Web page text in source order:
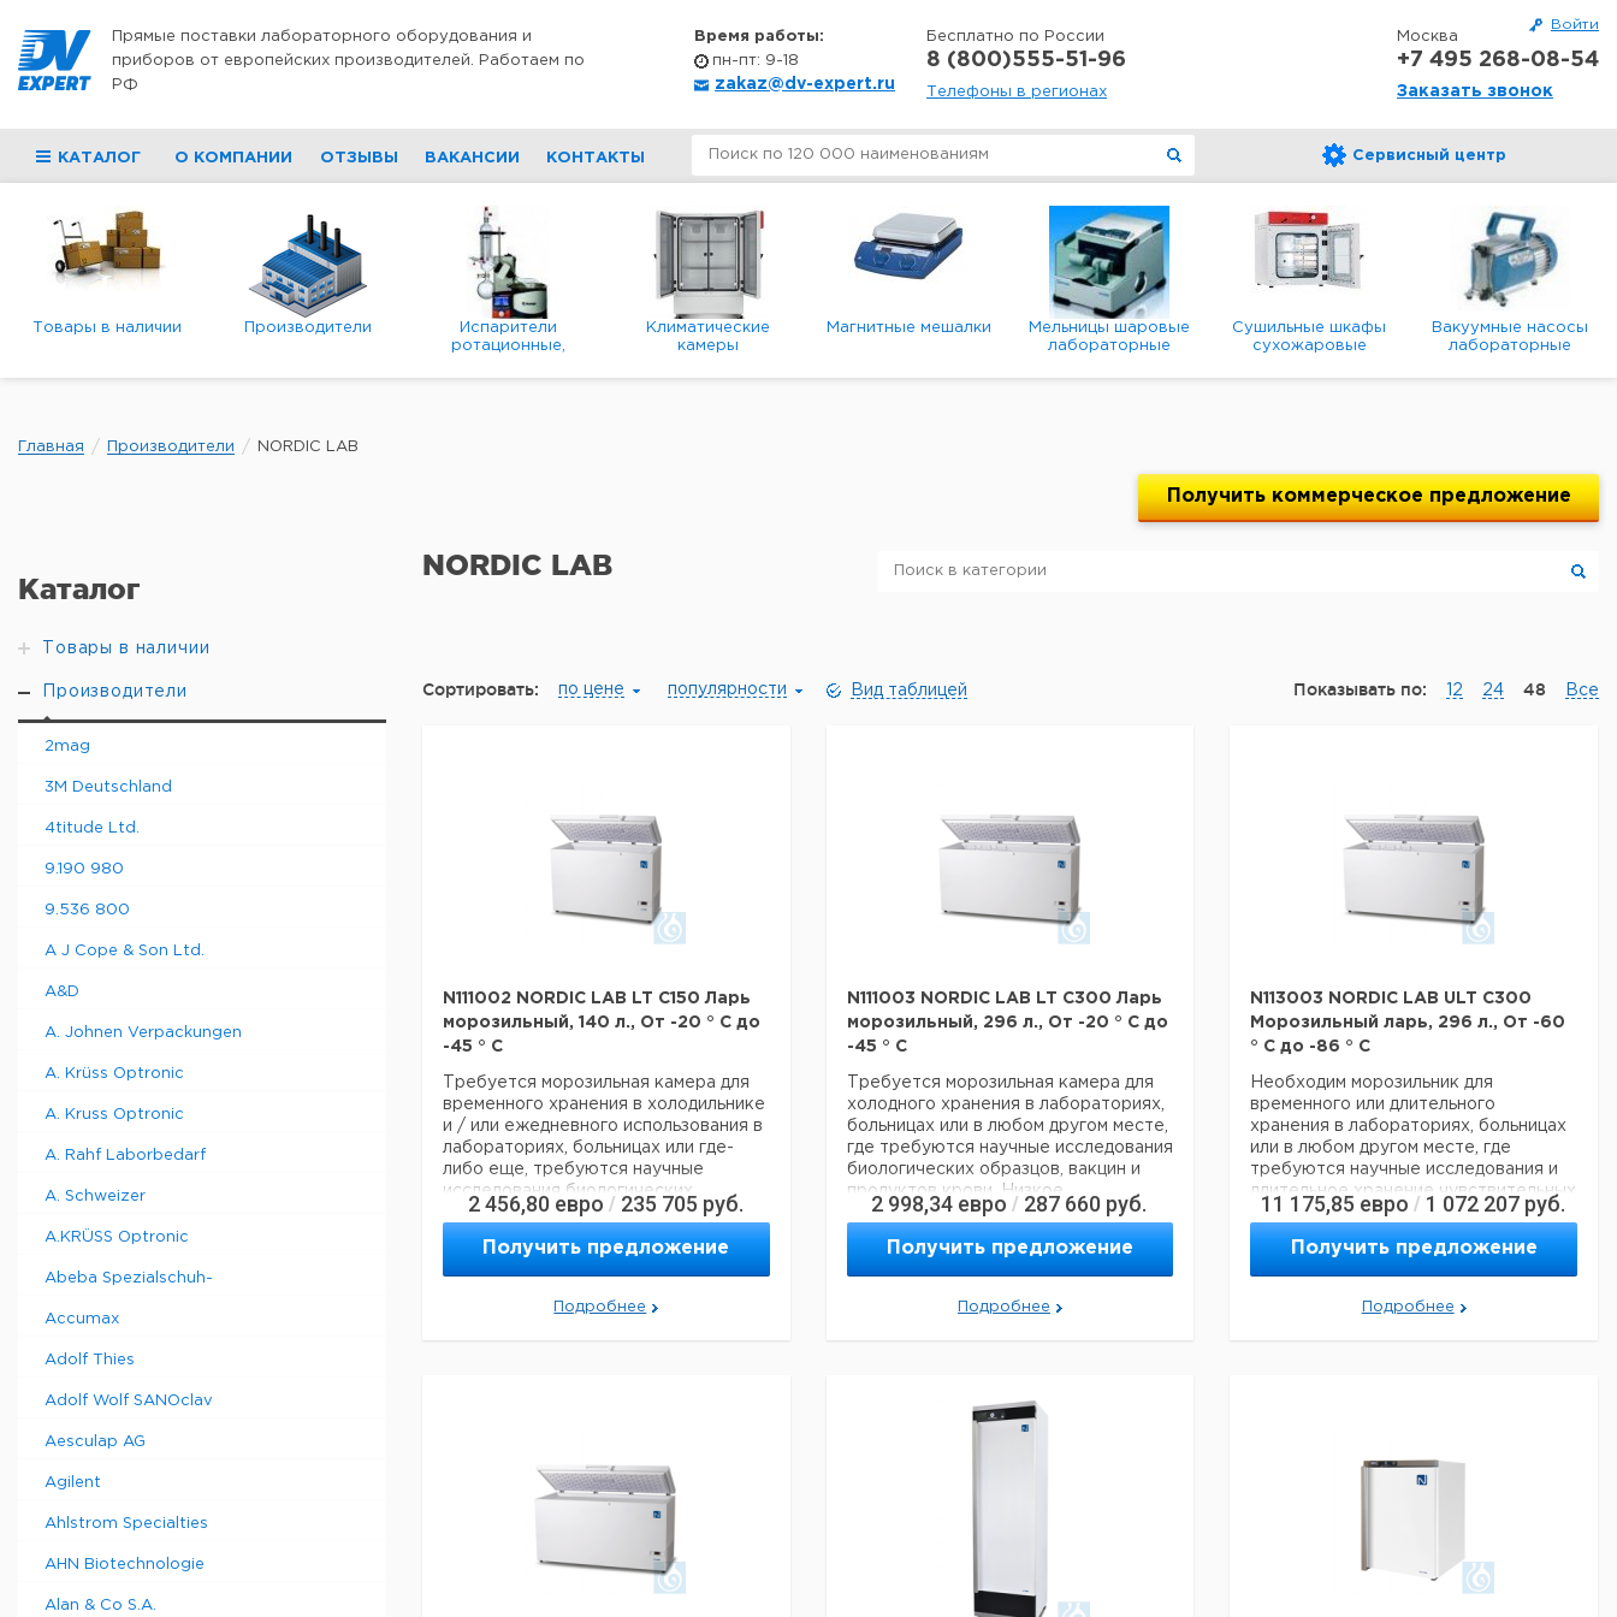
Войти
Прямые поставки лабораторного оборудования и
приборов от европейских производителей. Работаем по
РФ
Время работы:
пн-пт: 9-18
zakaz@dv-expert.ru
Бесплатно по России
8 (800)555-51-96
Телефоны в регионах
Москва
+7 495 268-08-54
Заказать звонок
КАТАЛОГ О КОМПАНИИ ОТЗЫВЫ ВАКАНСИИ КОНТАКТЫ Сервисный центр
Товары в наличии Производители
Испарители
ротационные,
вакуумные
Климатические
камеры
Магнитные мешалки
Мельницы шаровые
лабораторные
Сушильные шкафы
сухожаровые
Вакуумные насосы
лабораторные
мембранные
Главная Производители NORDIC LAB
Получить коммерческое предложение
Каталог
Товары в наличии
Производители
2mag
3M Deutschland
4titude Ltd.
9.190 980
9.536 800
A J Cope & Son Ltd.
A&D
A. Johnen Verpackungen
A. Krüss Optronic
A. Kruss Optronic
A. Rahf Laborbedarf
A. Schweizer
A.KRÜSS Optronic
Abeba Spezialschuh-
Accumax
Adolf Thies
Adolf Wolf SANOclav
Aesculap AG
Agilent
Ahlstrom Specialties
AHN Biotechnologie
Alan & Co S.A.
NORDIC LAB
Сортировать: по цене популярности Вид таблицей Показывать по: 12 24 48 Все
N111002 NORDIC LAB LT C150 Ларь
морозильный, 140 л., От -20 ° C до
-45 ° C
Требуется морозильная камера для
временного хранения в холодильнике
и / или ежедневного использования в
лабораториях, больницах или где-
либо еще, требуются научные
исследования биологических
образцов, вакцин и продуктов крови
Низкое энергопотребление,
высочайшая стабильность,
надежность и долговечность.
Простая установка - морозильная
размер и может проходить через все
пылесосом компрессорного отсека.
Обслуживание и ремонт -
регулярного обслуживания не
может быть выполнен на месте
любым обученным инженером по
2 456,80евро / 235 705 руб.
Получить предложение
Подробнее
N111003 NORDIC LAB LT C300 Ларь
морозильный, 296 л., От -20 ° C до
-45 ° C
Требуется морозильная камера для
холодного хранения в лабораториях,
больницах или в любом другом месте,
где требуются научные исследования
биологических образцов, вакцин и
продуктов крови. Низкое
энергопотребление, высочайшая
стабильность, надежность и
долговечность. Простая установка -
морозильная камера имеет
небольшой внешний размер и может
двери, что делает ее очень простой в
размораживания и очистки
пылесосом компрессорного отсека.
2 998,34 евро / 287 660 руб.
Получить предложение
Подробнее
N113003 NORDIC LAB ULT C300
Морозильный ларь, 296 л., От -60
° C до -86 ° C
Необходим морозильник для
временного или длительного
хранения в лабораториях, больницах
или в любом другом месте, где
требуются научные исследования и
длительное хранение чувствительных
образцов - например, вирусов,
бактерий, клеточных препаратов и
образцов тканей. Низкое
энергопотребление, высочайшая
стабильность, надежность и
морозильная камера имеет
размораживания и очистки
требуется. В случае сбоя ремонт
может быть выполнен на месте
11 175,85 евро / 1 072 207 руб.
Получить предложение
Подробнее